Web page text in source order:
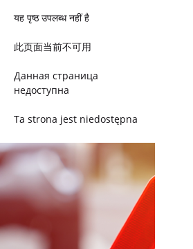
यह पृष्ठ उपलब्ध नहीं है
此页面当前不可用
Данная страница
недоступна
Ta strona jest niedostępna
Trang này không có
Esta página não está
disponível
このページは現在利用できま
せん